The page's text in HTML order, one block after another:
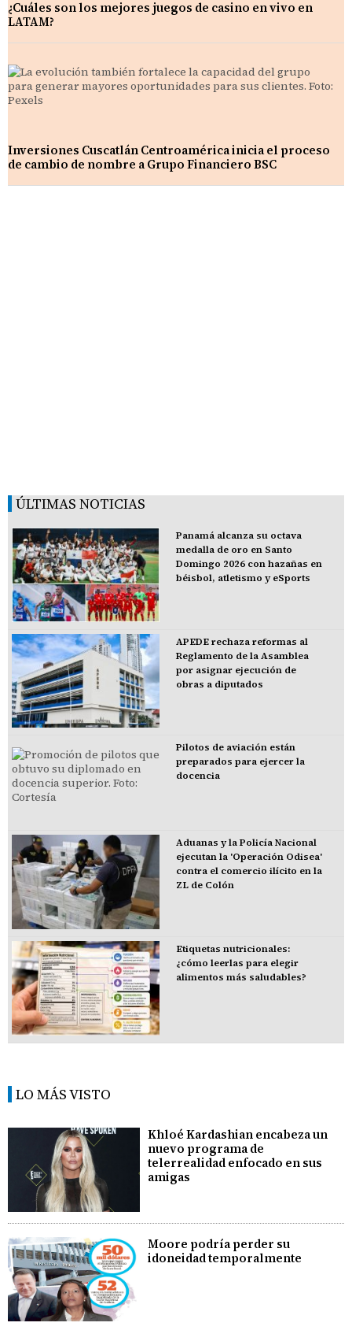
¿Cuáles son los mejores juegos de casino en vivo en
LATAM?
Inversiones Cuscatlán Centroamérica inicia el proceso
de cambio de nombre a Grupo Financiero BSC
ÚLTIMAS NOTICIAS
Panamá alcanza su octava
medalla de oro en Santo
Domingo 2026 con hazañas en
béisbol, atletismo y eSports
APEDE rechaza reformas al
Reglamento de la Asamblea
por asignar ejecución de
obras a diputados
Pilotos de aviación están
preparados para ejercer la
docencia
Aduanas y la Policía Nacional
ejecutan la 'Operación Odisea'
contra el comercio ilícito en la
ZL de Colón
Etiquetas nutricionales:
¿cómo leerlas para elegir
alimentos más saludables?
LO MÁS VISTO
Khloé Kardashian encabeza un
nuevo programa de
telerrealidad enfocado en sus
amigas
Moore podría perder su
idoneidad temporalmente